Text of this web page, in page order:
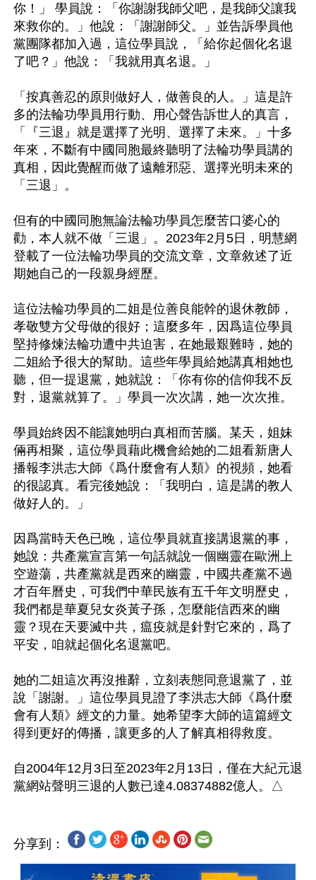
你！」 學員說：「你謝謝我師父吧，是我師父讓我
來救你的。」他說：「謝謝師父。」並告訴學員他
黨團隊都加入過，這位學員說，「給你起個化名退
了吧？」他說：「我就用真名退。」
「按真善忍的原則做好人，做善良的人。」這是許
多的法輪功學員用行動、用心聲告訴世人的真言，
「『三退』就是選擇了光明、選擇了未來。」十多
年來，不斷有中國同胞最終聽明了法輪功學員講的
真相，因此覺醒而做了遠離邪惡、選擇光明未來的
「三退」。
但有的中國同胞無論法輪功學員怎麼苦口婆心的
勸，本人就不做「三退」。2023年2月5日，明慧網
登載了一位法輪功學員的交流文章，文章敘述了近
期她自己的一段親身經歷。
這位法輪功學員的二姐是位善良能幹的退休教師，
孝敬雙方父母做的很好；這麼多年，因爲這位學員
堅持修煉法輪功遭中共迫害，在她最艱難時，她的
二姐給予很大的幫助。這些年學員給她講真相她也
聽，但一提退黨，她就說：「你有你的信仰我不反
對，退黨就算了。」學員一次次講，她一次次推。
學員始終因不能讓她明白真相而苦腦。某天，姐妹
倆再相聚，這位學員藉此機會給她的二姐看新唐人
播報李洪志大師《爲什麼會有人類》的視頻，她看
的很認真。看完後她說：「我明白，這是講的教人
做好人的。」
因爲當時天色已晚，這位學員就直接講退黨的事，
她說：共產黨宣言第一句話就說一個幽靈在歐洲上
空遊蕩，共產黨就是西來的幽靈，中國共產黨不過
才百年曆史，可我們中華民族有五千年文明歷史，
我們都是華夏兒女炎黃子孫，怎麼能信西來的幽
靈？現在天要滅中共，瘟疫就是針對它來的，爲了
平安，咱就起個化名退黨吧。
她的二姐這次再沒推辭，立刻表態同意退黨了，並
說「謝謝。」這位學員見證了李洪志大師《爲什麼
會有人類》經文的力量。她希望李大師的這篇經文
得到更好的傳播，讓更多的人了解真相得救度。
自2004年12月3日至2023年2月13日，僅在大紀元退
分享到：